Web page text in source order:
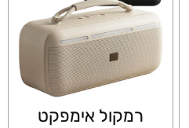
רמקול אימפקט